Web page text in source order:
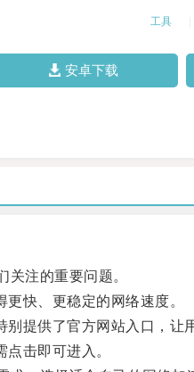
工具
安卓下载
注的重要问题。
快、更稳定的网络速度。
供了官方网站入口，让
击即可进入。